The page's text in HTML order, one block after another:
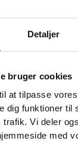
Detaljer
bruger cookies
at tilpasse
dig funktioner til
Vi deler
med